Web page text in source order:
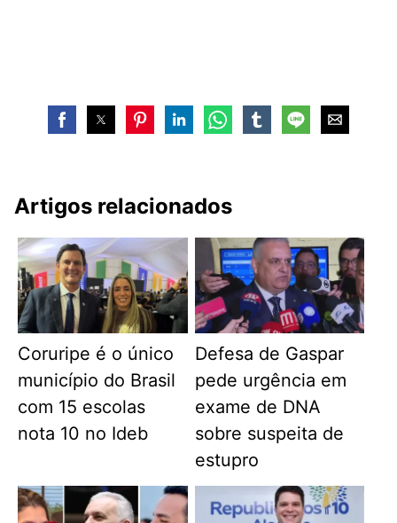
Artigos relacionados
Coruripe é o único
município do Brasil
com 15 escolas
nota 10 no Ideb
Defesa de Gaspar
pede urgência em
exame de DNA
sobre suspeita de
estupro